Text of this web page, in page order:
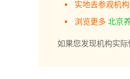
实地去参观机
浏览更多 北京
如果您发现机构实